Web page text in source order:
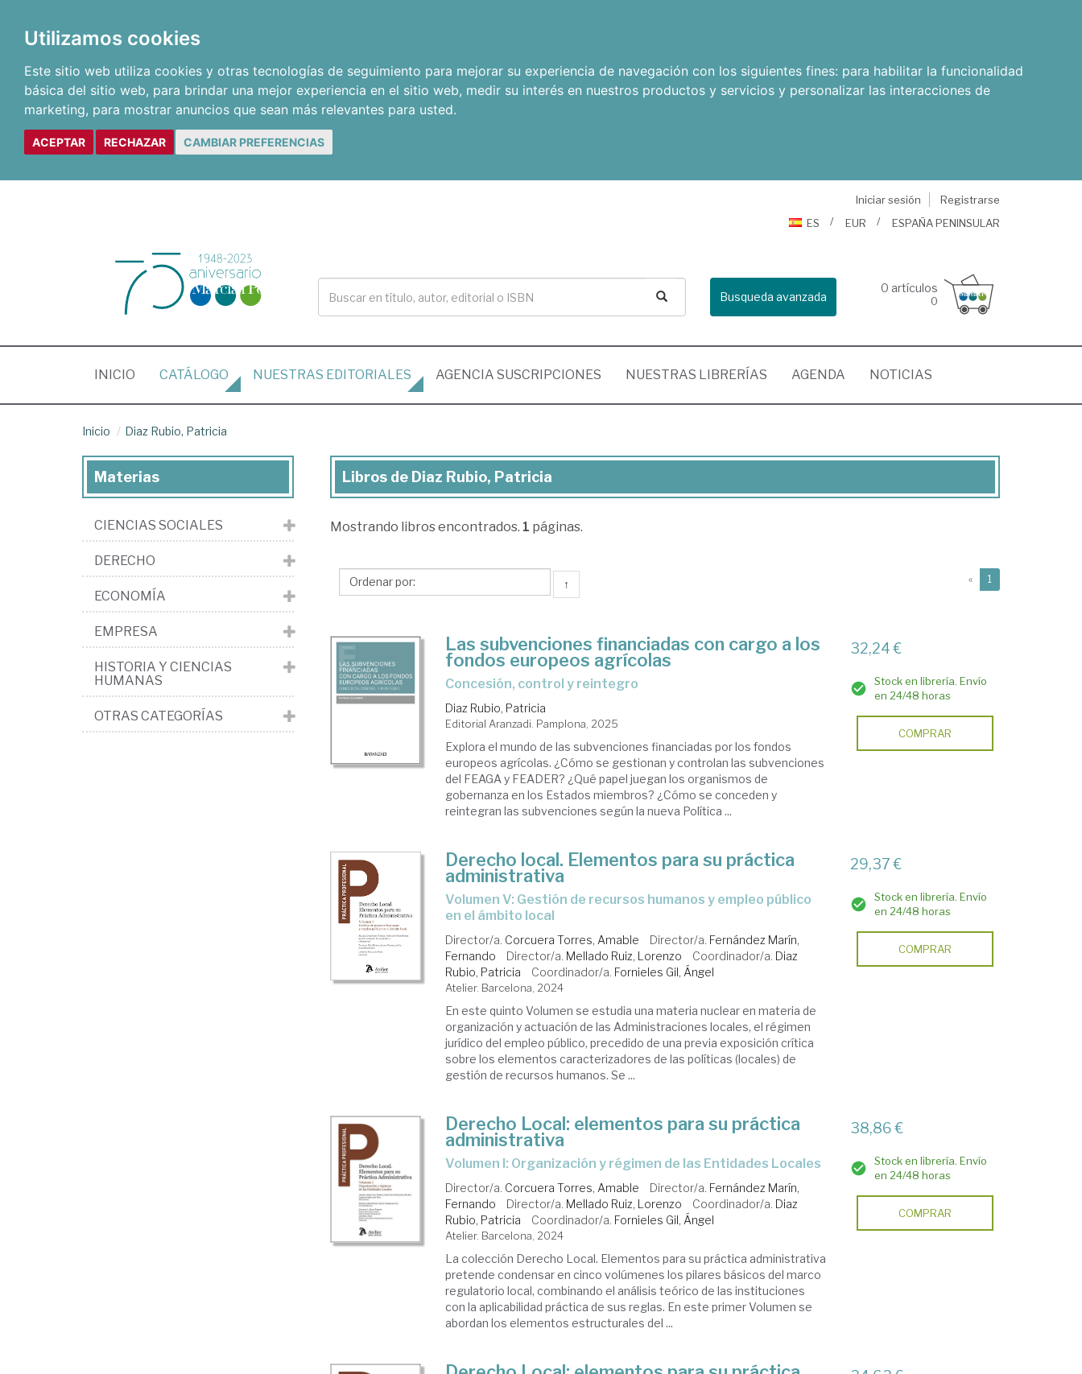
Utilizamos cookies
Este sitio web utiliza cookies y otras tecnologías de seguimiento para mejorar su experiencia de navegación con los siguientes fines: para habilitar la funcionalidad
básica del sitio web, para brindar una mejor experiencia en el sitio web, medir su interés en nuestros productos y servicios y personalizar las interacciones de
marketing, para mostrar anuncios que sean más relevantes para usted.
ACEPTAR RECHAZAR CAMBIAR PREFERENCIAS
Iniciar sesión
Registrarse
ES
EUR ESPAÑA PENINSULAR
Busqueda avanzada
0 artículos
0
INICIO (CURRENT)
CATÁLOGO NUESTRAS EDITORIALES AGENCIA SUSCRIPCIONES NUESTRAS LIBRERÍAS AGENDA NOTICIAS
Inicio Diaz Rubio, Patricia
Libros
Diaz
Patricia
Libros de Diaz Rubio, Patricia
Mostrando libros encontrados. 1 páginas.
↑ « 1
Las subvenciones financiadas con cargo a los
fondos europeos agrícolas
Concesión, control y reintegro
Diaz Rubio, Patricia
Editorial Aranzadi. Pamplona, 2025
Explora el mundo de las subvenciones financiadas por los fondos
europeos agrícolas. ¿Cómo se gestionan y controlan las subvenciones
del FEAGA y FEADER? ¿Qué papel juegan los organismos de
gobernanza en los Estados miembros? ¿Cómo se conceden y
reintegran las subvenciones según la nueva Política ...
32,24 €
Stock en librería. Envío
en 24/48 horas
COMPRAR
Derecho local. Elementos para su práctica
administrativa
Volumen V: Gestión de recursos humanos y empleo público
en el ámbito local
Director/a. Corcuera Torres, Amable Director/a. Fernández Marín,
Fernando
Director/a. Mellado Ruiz, Lorenzo Coordinador/a. Diaz
Rubio, Patricia
Coordinador/a. Fornieles Gil, Ángel
Atelier. Barcelona, 2024
En este quinto Volumen se estudia una materia nuclear en materia de
organización y actuación de las Administraciones locales, el régimen
jurídico del empleo público, precedido de una previa exposición crítica
sobre los elementos caracterizadores de las políticas (locales) de
gestión de recursos humanos. Se ...
29,37 €
Stock en librería. Envío
en 24/48 horas
COMPRAR
Derecho Local: elementos para su práctica
administrativa
Volumen I: Organización y régimen de las Entidades Locales
Director/a. Corcuera Torres, Amable Director/a. Fernández Marín,
Fernando
Director/a. Mellado Ruiz, Lorenzo Coordinador/a. Diaz
Rubio, Patricia
Coordinador/a. Fornieles Gil, Ángel
Atelier. Barcelona, 2024
La colección Derecho Local. Elementos para su práctica administrativa
pretende condensar en cinco volúmenes los pilares básicos del marco
regulatorio local, combinando el análisis teórico de las instituciones
con la aplicabilidad práctica de sus reglas. En este primer Volumen se
abordan los elementos estructurales del ...
38,86 €
Stock en librería. Envío
en 24/48 horas
COMPRAR
Materias
CIENCIAS SOCIALES
DERECHO
ECONOMÍA
EMPRESA
HISTORIA Y CIENCIAS
HUMANAS
OTRAS CATEGORÍAS